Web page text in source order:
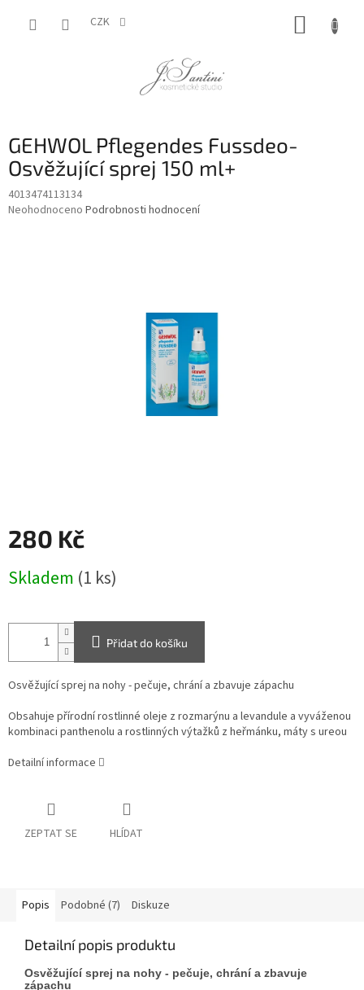
CZK
GEHWOL Pflegendes Fussdeo-
Osvěžující sprej 150 ml+
4013474113134
Průměrné
Neohodnoceno Podrobnosti hodnocení
280 Kč
cena:
Skladem (1 ks)
Přidat do košíku
Osvěžující sprej na nohy - pečuje, chrání a zbavuje zápachu
Obsahuje přírodní rostlinné oleje z rozmarýnu a levandule a vyváženou
kombinaci panthenolu a rostlinných výtažků z heřmánku, máty s ureou
Detailní informace
ZEPTAT SE HLÍDAT
Popis Podobné (7) Diskuze
Detailní popis produktu
Osvěžující sprej na nohy - pečuje, chrání a zbavuje
zápachu